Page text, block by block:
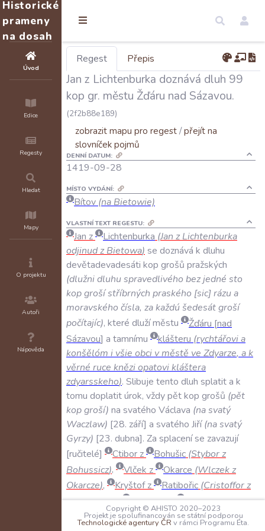
Historické
prameny
na dosah
Úvod
Edice
Regesty
Hledat
Mapy
O projektu
Autoři
Nápověda
Regest Přepis
Jan z Lichtenburka doznává dluh 99
kop gr. městu Žďáru nad Sázavou.
(2f2b88e189)
zobrazit mapu pro regest/přejít na
slovníček pojmů
DENNÍ DATUM:
1419-09-28
MÍSTO VYDÁNÍ:
Bítov (na Bietowie)
VLASTNÍ TEXT REGESTU:
Jan z Lichtenburka (Jan z Lichtenburka
odjinudz Bietowa) se doznává k dluhu
devětadevadesáti kop grošů pražských
(dlužnidluhuspravedlivého bezjedné sto
kopgrošístříbrných praského sic rázua
moravského čísla, zakaždú šedesátgroší
počítajíc), které dlužíměstu Žďáru nad
Sázavou a tamnímu klášteru (rychtářovia
konšělóm i všie obci vměstě ve Zdyarze, ak
věrné ruce kněziopatovikláštera
zdyarsskeho). Slibuje tento dluh splatita k
tomu doplatitúrok, vždypětkop grošů (pět
kopgroší) na svatého Václava (nasvatý
Waczlaw) 28. září a svatého Jiří(nasvatý
Gyrzy) 23. dubna . Za splaceníse zavazují
ručitelé
Ctibor z Bohušic (Styborz
Bohussicz), Vlček z Okarce (Wlczekz
Okarcze), Kryštof z Ratibořic (Cristofforz
Raczyboricz), Jakoubekz Cidliny(Jakubek
Czydlyny), Jaroslav z Lesonic(Jaroslaw
Copyright © AHISTO 2020–2023
Projekt je spolufinancován se státní podporou
Technologické agentury ČR v rámci Programu Éta.